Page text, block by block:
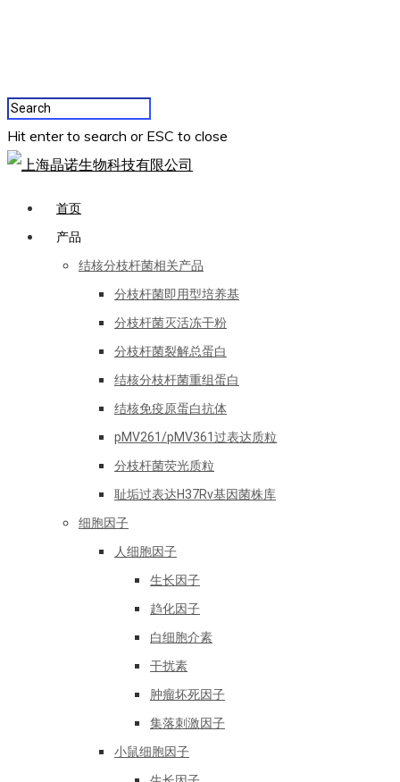
Hit enter to search or ESC to close
首页
产品
结核分枝杆菌相关产品
分枝杆菌即用型培养基
分枝杆菌灭活冻干粉
分枝杆菌裂解总蛋白
结核分枝杆菌重组蛋白
结核免疫原蛋白抗体
pMV261/pMV361过表达质粒
分枝杆菌荧光质粒
耻垢过表达H37Rv基因菌株库
细胞因子
人细胞因子
生长因子
趋化因子
白细胞介素
干扰素
肿瘤坏死因子
集落刺激因子
小鼠细胞因子